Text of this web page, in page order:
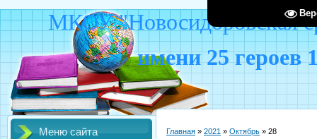
МКОУ "Новосидоровская
имени 25 героев
Меню сайта Главная » 2021 » Октябрь » 28